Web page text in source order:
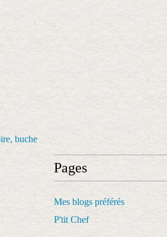
Pages
Mes blogs préférés
P'tit Chef